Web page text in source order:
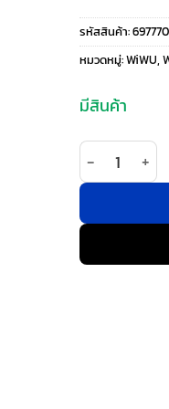
รหัสสินค้า:
หมวดหมู่:WiWU,
มีสินค้า
จำนวน